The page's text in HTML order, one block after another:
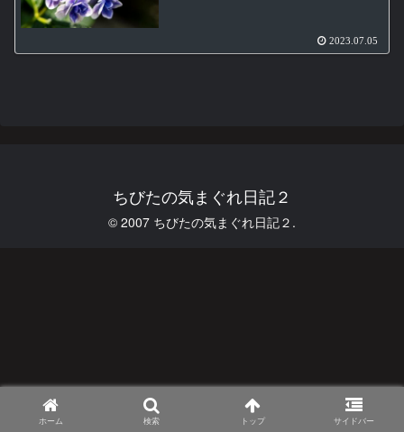
2023.07.05
ちびたの気まぐれ日記２
© 2007 ちびたの気まぐれ日記２.
ホーム 検索 トップ サイドバー